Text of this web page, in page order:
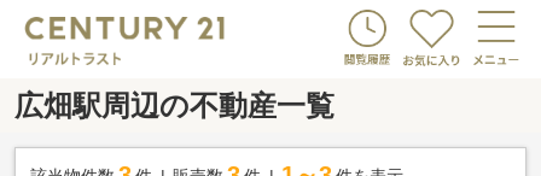
広畑駅周辺の不動産一覧